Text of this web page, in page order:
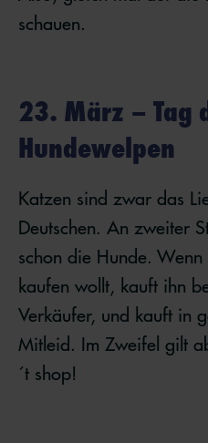
schauen.
23. März – Tag
Hundewelpen
Katzen sind zwar das
Deutschen. An zweiter
schon die Hunde.
kaufen wollt, kauft ihn
Verkäufer, und kauft in
Mitleid. Im Zweifel gilt
´t shop!